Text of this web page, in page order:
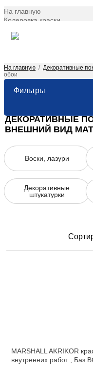
На главную
Колеровка краски
Договор оферта
На главную / Декоративные
обои
Фильтры
ДЕКОРАТИВНЫЕ
ВНЕШНИЙ ВИД
Воски, лазури
Декоративные
штукатурки
MARSHALL AKRIKOR
внутренних работ , Баз